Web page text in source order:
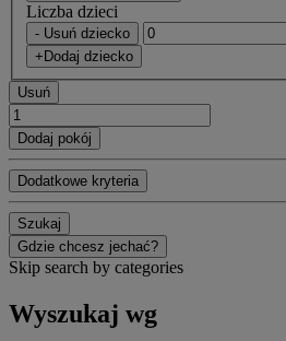
Liczba dzieci
- Usuń dziecko
+Dodaj dziecko
Usuń
Dodaj pokój
Dodatkowe kryteria
Szukaj
Gdzie chcesz jechać?
Skip search by categories
Wyszukaj wg